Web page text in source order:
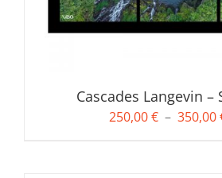
Cascades Langevin –
250,00€ – 350,00